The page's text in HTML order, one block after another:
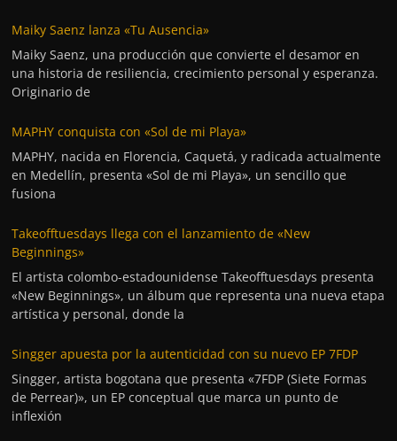
Maiky Saenz lanza «Tu Ausencia»
Maiky Saenz, una producción que convierte el desamor en
una historia de resiliencia, crecimiento personal y esperanza.
Originario de
MAPHY conquista con «Sol de mi Playa»
MAPHY, nacida en Florencia, Caquetá, y radicada actualmente
en Medellín, presenta «Sol de mi Playa», un sencillo que
fusiona
Takeofftuesdays llega con el lanzamiento de «New
Beginnings»
El artista colombo-estadounidense Takeofftuesdays presenta
«New Beginnings», un álbum que representa una nueva etapa
artística y personal, donde la
Singger apuesta por la autenticidad con su nuevo EP 7FDP
Singger, artista bogotana que presenta «7FDP (Siete Formas
de Perrear)», un EP conceptual que marca un punto de
inflexión